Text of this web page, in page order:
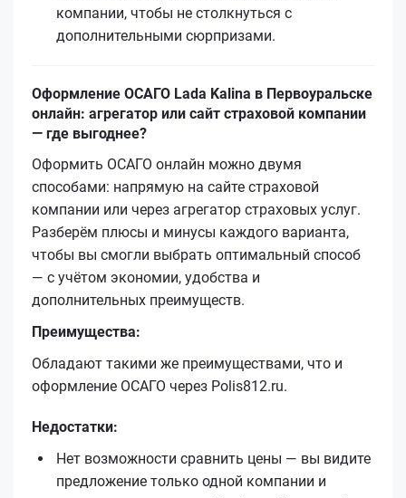
компании, чтобы не столкнуться с
дополнительными сюрпризами.
Оформление ОСАГО Lada Kalina в Первоуральске
онлайн: агрегатор или сайт страховой компании
— где выгоднее?
Оформить ОСАГО онлайн можно двумя
способами: напрямую на сайте страховой
компании или через агрегатор страховых услуг.
Разберём плюсы и минусы каждого варианта,
чтобы вы смогли выбрать оптимальный способ
— с учётом экономии, удобства и
дополнительных преимуществ.
Преимущества:
Обладают такими же преимуществами, что и
оформление ОСАГО через Polis812.ru.
Недостатки:
Нет возможности сравнить цены — вы видите
предложение только одной компании и